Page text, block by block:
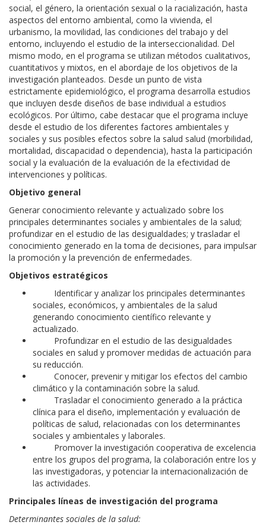
social, el género, la orientación sexual o la racialización, hasta
aspectos del entorno ambiental, como la vivienda, el
urbanismo, la movilidad, las condiciones del trabajo y del
entorno, incluyendo el estudio de la interseccionalidad. Del
mismo modo, en el programa se utilizan métodos cualitativos,
cuantitativos y mixtos, en el abordaje de los objetivos de la
investigación planteados. Desde un punto de vista
estrictamente epidemiológico, el programa desarrolla estudios
que incluyen desde diseños de base individual a estudios
ecológicos. Por último, cabe destacar que el programa incluye
desde el estudio de los diferentes factores ambientales y
sociales y sus posibles efectos sobre la salud salud (morbilidad,
mortalidad, discapacidad o dependencia), hasta la participación
social y la evaluación de la evaluación de la efectividad de
intervenciones y políticas.
Objetivo general
Generar conocimiento relevante y actualizado sobre los
principales determinantes sociales y ambientales de la salud;
profundizar en el estudio de las desigualdades; y trasladar el
conocimiento generado en la toma de decisiones, para impulsar
la promoción y la prevención de enfermedades.
Objetivos estratégicos
Identificar y analizar los principales determinantes
sociales, económicos, y ambientales de la salud
generando conocimiento científico relevante y
actualizado.
Profundizar en el estudio de las desigualdades
sociales en salud y promover medidas de actuación para
su reducción.
Conocer, prevenir y mitigar los efectos del cambio
climático y la contaminación sobre la salud.
Trasladar el conocimiento generado a la práctica
clínica para el diseño, implementación y evaluación de
políticas de salud, relacionadas con los determinantes
sociales y ambientales y laborales.
Promover la investigación cooperativa de excelencia
entre los grupos del programa, la colaboración entre los y
las investigadoras, y potenciar la internacionalización de
las actividades.
Principales líneas de investigación del programa
Determinantes sociales de la salud: